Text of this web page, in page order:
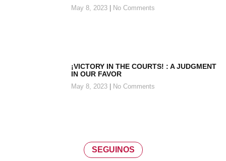
May 8, 2023 No Comments
¡VICTORY IN THE COURTS! : A JUDGMENT
IN OUR FAVOR
May 8, 2023 No Comments
SEGUINOS